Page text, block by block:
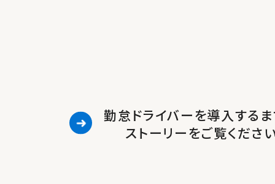
勤怠ドライバーを導入する
ストーリーをご覧くださ